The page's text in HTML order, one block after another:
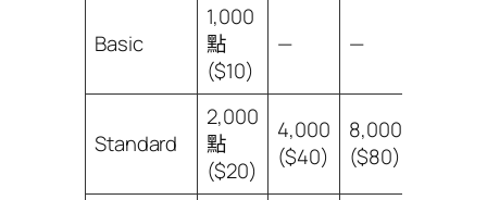
Basic
1,000
點
($10)
— —
Standard
2,000
點
($20)
4,000
($40)
8,000
($80)